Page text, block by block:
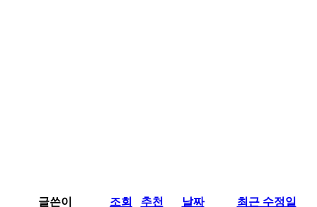
글쓴이 조회 추천 날짜 최근 수정일